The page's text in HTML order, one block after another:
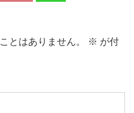
とはありません。 ※ が付